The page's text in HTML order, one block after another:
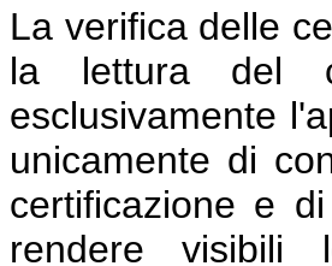
La verifica delle
la lettura del
esclusivamente
unicamente di
certificazione e
rendere visibili